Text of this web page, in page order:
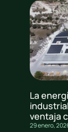
La
ventaja
29 enero,